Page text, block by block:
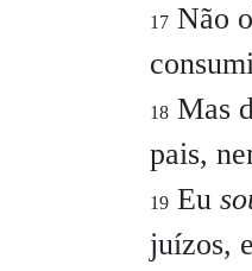
17 Não
18 Mas
pais,
19 Eu
juízos,